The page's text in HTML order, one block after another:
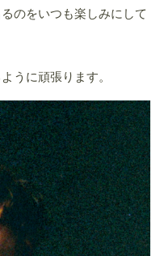
のをいつも楽しみにして
うに頑張ります。